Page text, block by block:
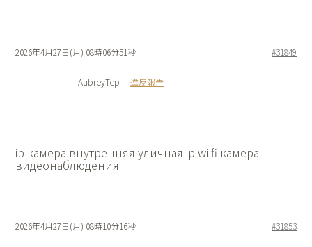
2026年4月27日(月) 08時06分51秒 #31849
AubreyTep 違反報告
ip камера внутренняя уличная ip wi fi камера
видеонаблюдения
2026年4月27日(月) 08時10分16秒 #31853